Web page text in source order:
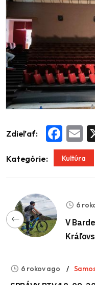
Zdieľať: Facebook
Kategórie: Kultúra
6
V
6 rokov ago